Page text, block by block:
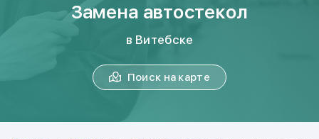
Замена автостекол
в Витебске
Поиск на карте